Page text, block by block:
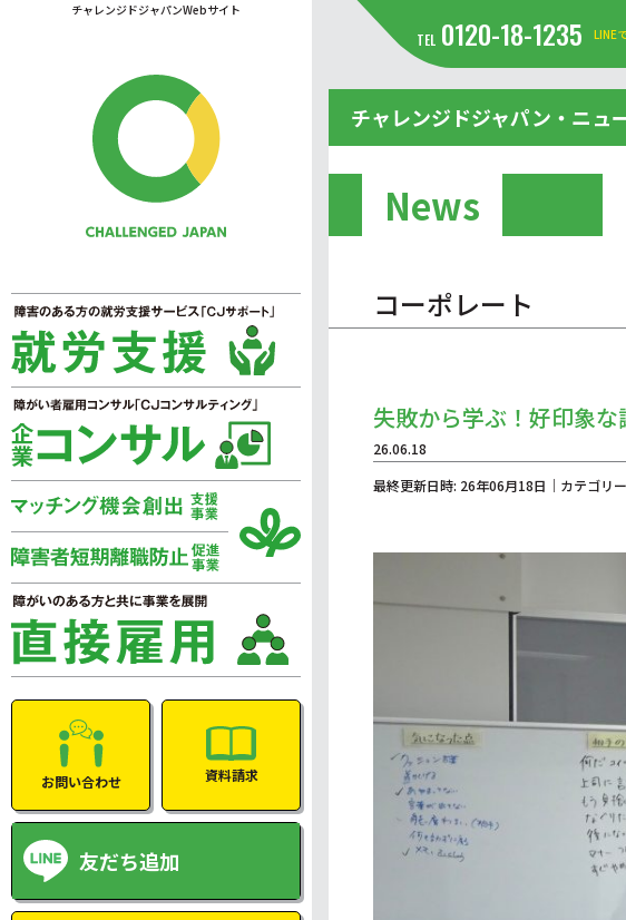
チャレンジドジャパンWebサイト
お問い合わせ 資料請求
友だち追加
TEL 0120-18-1235 LINE
チャレンジドジャパン・ニュ
News
コーポレート
失敗から学ぶ！好印象
26.06.18
最終更新日時: 26年06月18日｜カテゴリ